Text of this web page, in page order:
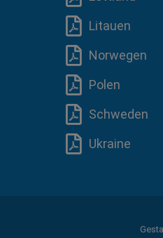
Litauen
Norwegen
Polen
Schweden
Ukraine